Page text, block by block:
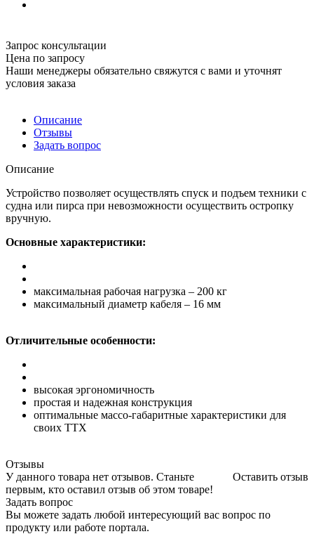
Запрос консультации
Цена по запросу
Наши менеджеры обязательно свяжутся с вами и уточнят
условия заказа
Описание
Отзывы
Задать вопрос
Описание
Устройство позволяет осуществлять спуск и подъем техники с
судна или пирса при невозможности осуществить остропку
вручную.
Основные характеристики:
максимальная рабочая нагрузка – 200 кг
максимальный диаметр кабеля – 16 мм
Отличительные особенности:
высокая эргономичность
простая и надежная конструкция
оптимальные массо-габаритные характеристики для
своих ТТХ
Отзывы
Оставить отзыв
У данного товара нет отзывов. Станьте
первым, кто оставил отзыв об этом товаре!
Задать вопрос
Вы можете задать любой интересующий вас вопрос по
продукту или работе портала.